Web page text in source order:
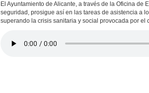
El Ayuntamiento de Alicante, a través de la Oficina
seguridad, prosigue así en las tareas de asistencia a
superando la crisis sanitaria y social provocada por el